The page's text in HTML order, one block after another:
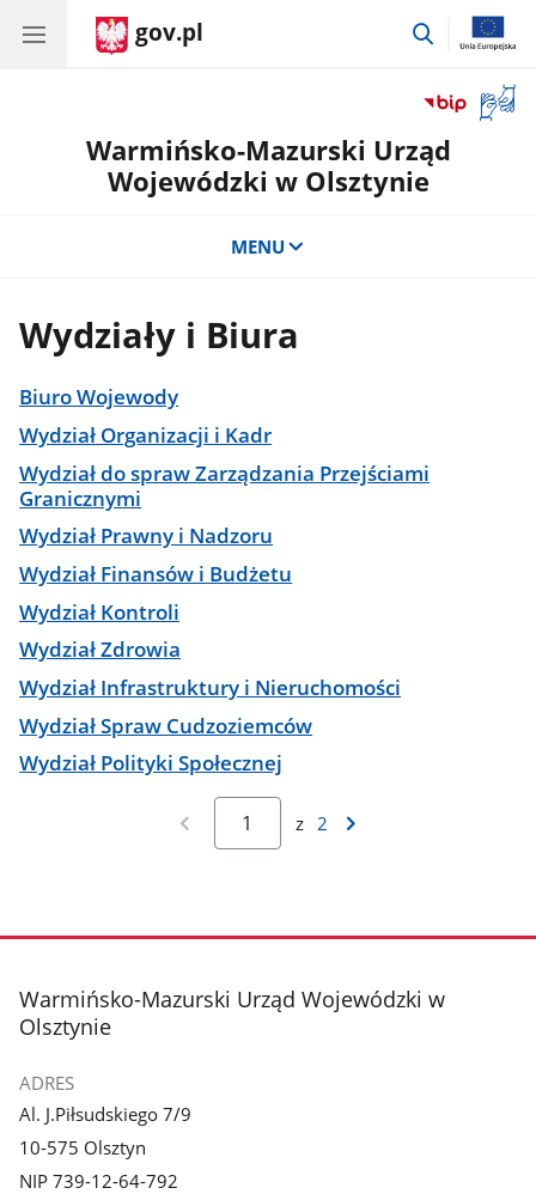
gov.pl
przejdź
okno
Warmińsko-Mazurski Urząd
Wojewódzki w Olsztynie
MENU
Wydziały i Biura
Biuro Wojewody
Wydział Organizacji i Kadr
Wydział do spraw Zarządzania Przejściami
Granicznymi
Wydział Prawny i Nadzoru
Wydział Finansów i Budżetu
Wydział Kontroli
Wydział Zdrowia
Wydział Infrastruktury i Nieruchomości
Wydział Spraw Cudzoziemców
Wydział Polityki Społecznej
z 2
stopka
Warmińsko-Mazurski Urząd Wojewódzki w
Olsztynie
ADRES
Al. J.Piłsudskiego 7/9
10-575 Olsztyn
NIP 739-12-64-792